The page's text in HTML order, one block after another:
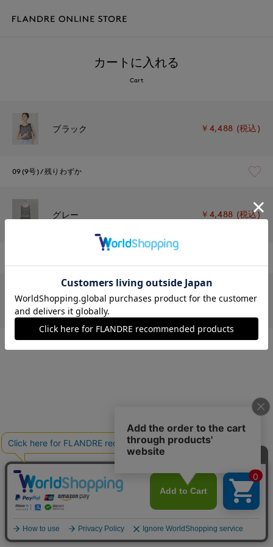
カートに入れる
Cart
ブラック ￥4,488 (税込)
09(9号) 残りわずか
グレー ￥4,488 (税込)
オフホワイト ￥4,488 (税込)